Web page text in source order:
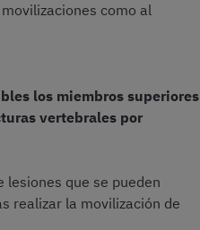
como al
los miembros superiores
vertebrales por
lesiones que se pueden
realizar la movilización de